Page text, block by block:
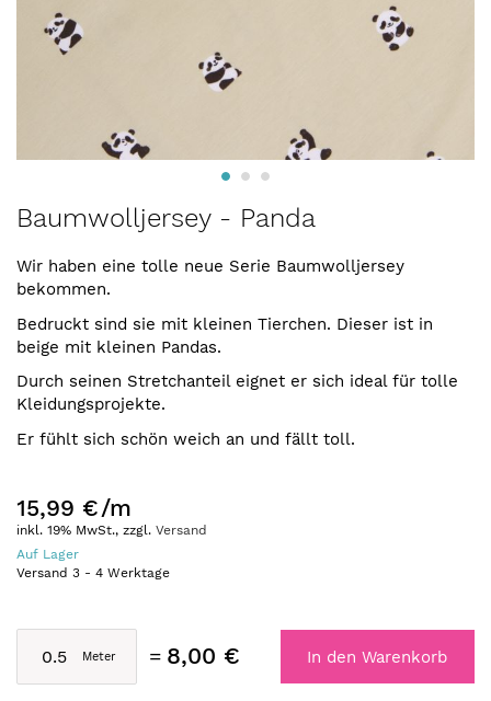
Anfang
Bildergalerie
springen
Baumwolljersey - Panda
Wir haben eine tolle neue Serie Baumwolljersey
bekommen.
Bedruckt sind sie mit kleinen Tierchen. Dieser ist in
beige mit kleinen Pandas.
Durch seinen Stretchanteil eignet er sich ideal für tolle
Kleidungsprojekte.
Er fühlt sich schön weich an und fällt toll.
15,99 €/m
inkl. 19% MwSt., zzgl. Versand
Auf Lager
Versand 3 - 4 Werktage
8,00 € In den Warenkorb